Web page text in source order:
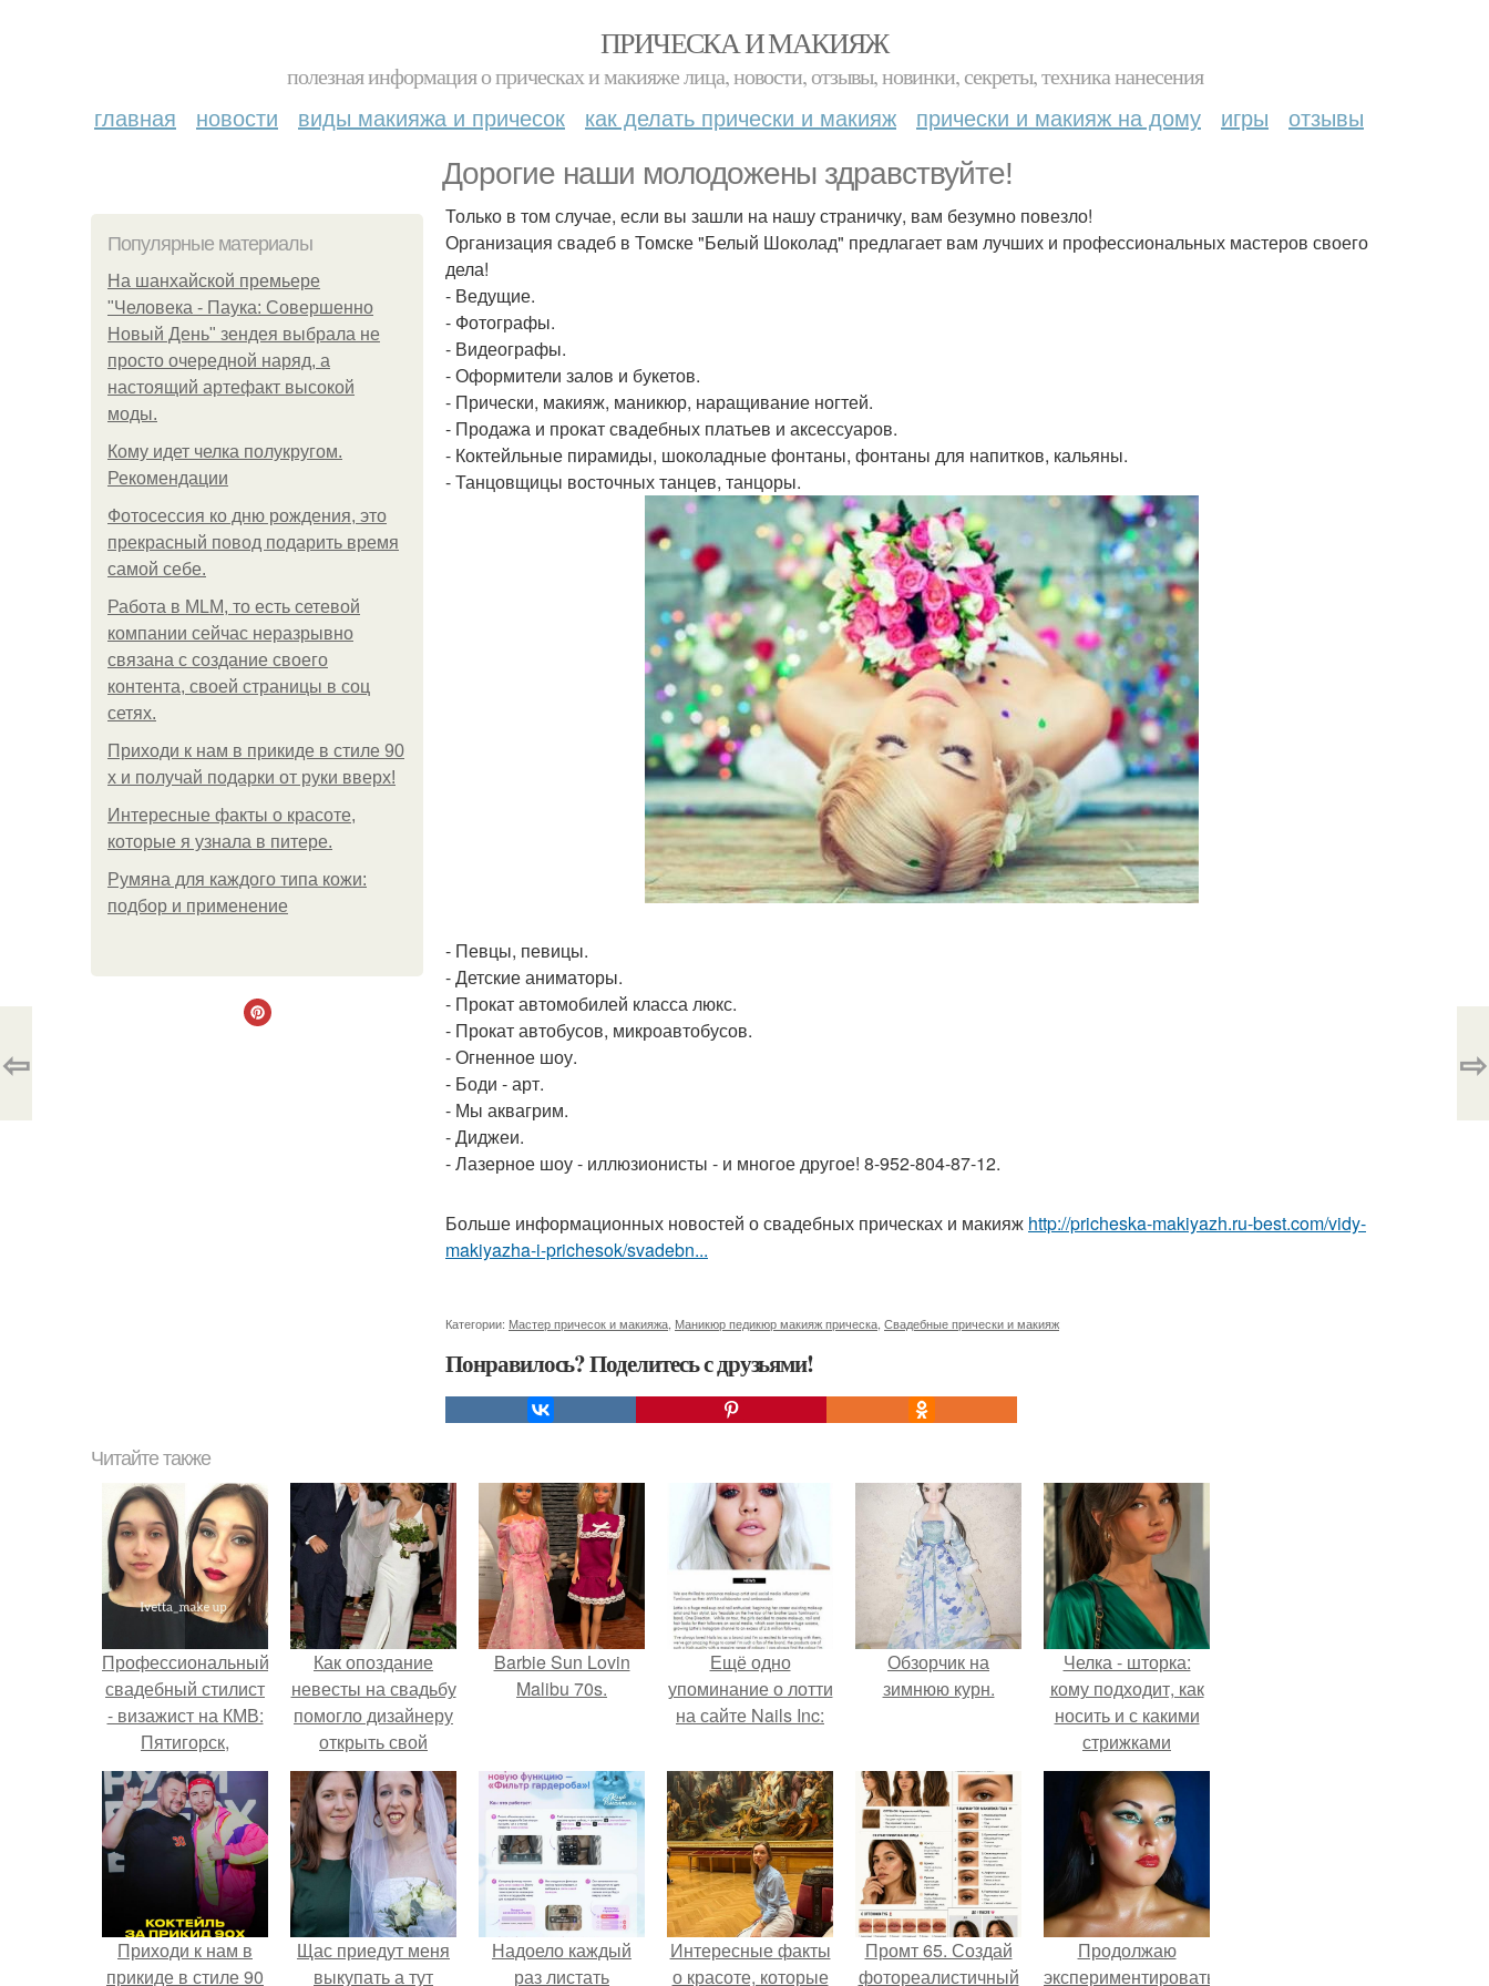
ПРИЧЕСКА И МАКИЯЖ
полезная информация о прическах и макияже лица, новости, отзывы, новинки, секреты, техника нанесения
главная новости виды макияжа и причесок как делать прически и макияж прически и макияж на дому игры отзывы
Дорогие наши молодожены здравствуйте!
Популярные материалы
На шанхайской премьере
"Человека - Паука: Совершенно
Новый День" зендея выбрала не
просто очередной наряд, а
настоящий артефакт высокой
моды.
Кому идет челка полукругом.
Рекомендации
Фотосессия ко дню рождения, это
прекрасный повод подарить время
самой себе.
Работа в MLM, то есть сетевой
компании сейчас неразрывно
связана с создание своего
контента, своей страницы в соц
сетях.
Приходи к нам в прикиде в стиле 90
х и получай подарки от руки вверх!
Интересные факты о красоте,
которые я узнала в питере.
Румяна для каждого типа кожи:
подбор и применение
Только в том случае, если вы зашли на нашу страничку, вам безумно повезло!
Организация свадеб в Томске "Белый Шоколад" предлагает вам лучших и профессиональных мастеров своего
дела!
- Ведущие.
- Фотографы.
- Видеографы.
- Оформители залов и букетов.
- Прически, макияж, маникюр, наращивание ногтей.
- Продажа и прокат свадебных платьев и аксессуаров.
- Коктейльные пирамиды, шоколадные фонтаны, фонтаны для напитков, кальяны.
- Танцовщицы восточных танцев, танцоры.
- Певцы, певицы.
- Детские аниматоры.
- Прокат автомобилей класса люкс.
- Прокат автобусов, микроавтобусов.
- Огненное шоу.
- Боди - арт.
- Мы аквагрим.
- Диджеи.
- Лазерное шоу - иллюзионисты - и многое другое! 8-952-804-87-12.
Больше информационных новостей о свадебных прическах и макияж http://pricheska-makiyazh.ru-best.com/vidy-
makiyazha-i-prichesok/svadebn...
Категории: Мастер причесок и макияжа Маникюр педикюр макияж прическа Свадебные прически и макияж
Понравилось? Поделитесь с друзьями!
⇦ ⇨
Читайте также
Профессиональный
свадебный стилист
- визажист на КМВ:
Пятигорск,
Ессентуки,
Кисловодск,
Железноводск.
Как опоздание
невесты на свадьбу
помогло дизайнеру
открыть свой
бренд.
Barbie Sun Lovin
Malibu 70s.
Ещё одно
упоминание о лотти
на сайте Nails Inc:
Обзорчик на
зимнюю курн.
Челка - шторка:
кому подходит, как
носить и с какими
стрижками
сочетать.
Приходи к нам в
прикиде в стиле 90
Щас приедут меня
выкупать а тут
Надоело каждый
раз листать
Интересные факты
о красоте, которые
Промт 65. Создай
фотореалистичный
Продолжаю
экспериментировать